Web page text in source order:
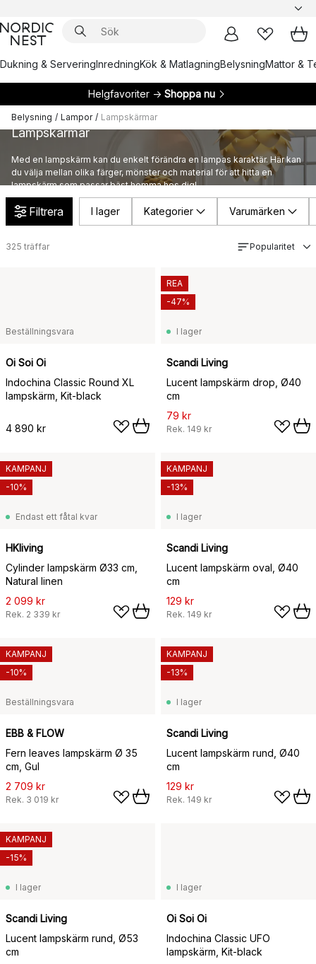
Dukning & ServeringInredningKök & MatlagningBelysningMattor &
Helgfavoriter → Shoppa nu
Belysning / Lampor / Lampskärmar
Lampskärmar
Med en lampskärm kan du enkelt förändra en lampas karaktär. Här kan
du välja mellan olika färger, mönster och material för att hitta en
lampskärm som passar bäst hemma hos dig!
Filtrera I lager Kategorier Varumärken
325 träffar Popularitet
Beställningsvara
Oi Soi Oi
Indochina Classic Round XL
lampskärm, Kit-black
4 890 kr
I lager
Scandi Living
Lucent lampskärm drop, Ø40
cm
79 kr
Rek. 149 kr
REA
-47%
Endast ett fåtal kvar
HKliving
Cylinder lampskärm Ø33 cm,
Natural linen
2 099 kr
Rek. 2 339 kr
KAMPANJ
-10%
I lager
Scandi Living
Lucent lampskärm oval, Ø40
cm
129 kr
Rek. 149 kr
KAMPANJ
-13%
Beställningsvara
EBB & FLOW
Fern leaves lampskärm Ø 35
cm, Gul
2 709 kr
Rek. 3 019 kr
KAMPANJ
-10%
I lager
Scandi Living
Lucent lampskärm rund, Ø40
cm
129 kr
Rek. 149 kr
KAMPANJ
-13%
I lager
Scandi Living
Lucent lampskärm rund, Ø53
cm
KAMPANJ
-15%
I lager
Oi Soi Oi
Indochina Classic UFO
lampskärm, Kit-black